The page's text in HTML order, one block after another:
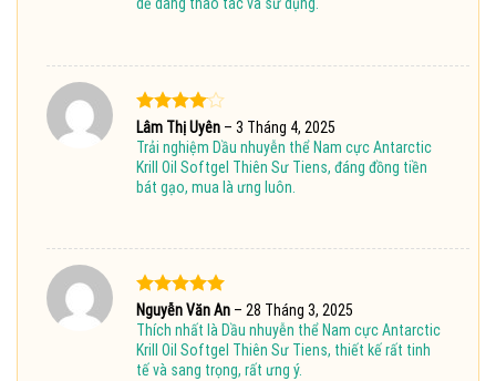
Được
xếp hạng
45 sao
Lâm Thị Uyên – 3 Tháng 4, 2025
Trải nghiệm Dầu nhuyễn thể Nam cực Antarctic
Krill Oil Softgel Thiên Sư Tiens, đáng đồng tiền
bát gạo, mua là ưng luôn.
Được xếp
hạng55
sao
Nguyễn Văn An – 28 Tháng 3, 2025
Thích nhất là Dầu nhuyễn thể Nam cực Antarctic
Krill Oil Softgel Thiên Sư Tiens, thiết kế rất tinh
tế và sang trọng, rất ưng ý.